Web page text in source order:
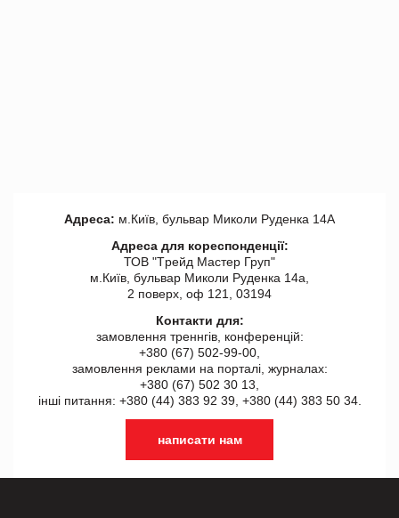
Адреса: м.Київ, бульвар Миколи Руденка 14А
Адреса для кореспонденції:
ТОВ "Tрейд Мастер Груп"
м.Київ, бульвар Миколи Руденка 14а,
2 поверх, оф 121, 03194
Контакти для:
замовлення треннгів, конференцій:
+380 (67) 502-99-00,
замовлення реклами на порталі, журналах:
+380 (67) 502 30 13,
інші питання: +380 (44) 383 92 39, +380 (44) 383 50 34.
написати нам